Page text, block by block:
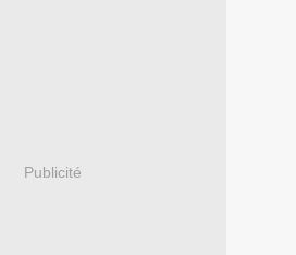
Publicité